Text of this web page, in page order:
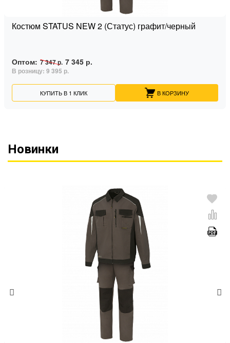
Костюм STATUS NEW 2 (Статус) графит/черный
Оптом: 7 347 р. 7 345 р.
В розницу: 9 395 р.
КУПИТЬ В 1 КЛИК В КОРЗИНУ
Новинки